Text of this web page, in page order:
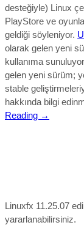
desteğiyle) Linux
PlayStore ve
geldiği söyleniyor.
olarak gelen yeni
kullanıma
gelen yeni sürüm;
stable
hakkında bilgi
Reading →
Linuxfx 11.25.07
yararlanabilirsiniz.